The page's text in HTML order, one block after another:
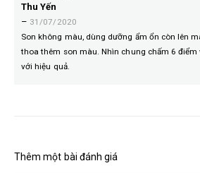
5trên 5
Thu Yến
– 31/07/2020
Son không màu, dùng dưỡng ẩm ổn còn lên
thoa thêm son màu. Nhìn chung chấm 6
với hiệu quả.
Thêm một bài đánh giá